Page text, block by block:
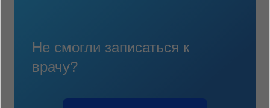
Не смогли записаться к
врачу?